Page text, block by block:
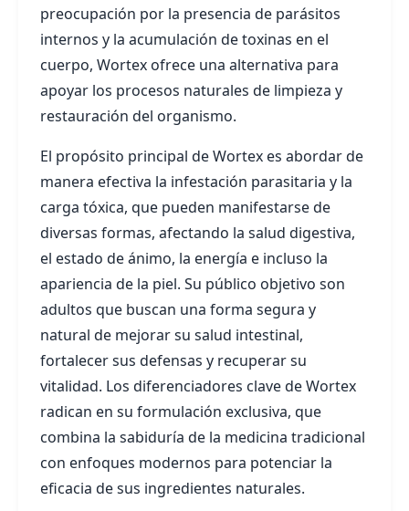
preocupación por la presencia de parásitos
internos y la acumulación de toxinas en el
cuerpo, Wortex ofrece una alternativa para
apoyar los procesos naturales de limpieza y
restauración del organismo.
El propósito principal de Wortex es abordar de
manera efectiva la infestación parasitaria y la
carga tóxica, que pueden manifestarse de
diversas formas, afectando la salud digestiva,
el estado de ánimo, la energía e incluso la
apariencia de la piel. Su público objetivo son
adultos que buscan una forma segura y
natural de mejorar su salud intestinal,
fortalecer sus defensas y recuperar su
vitalidad. Los diferenciadores clave de Wortex
radican en su formulación exclusiva, que
combina la sabiduría de la medicina tradicional
con enfoques modernos para potenciar la
eficacia de sus ingredientes naturales.